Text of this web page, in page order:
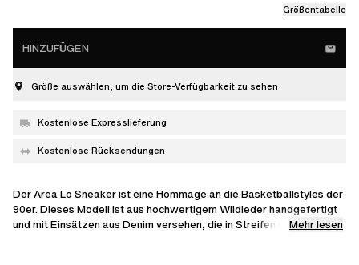
Größentabelle
HINZUFÜGEN
Größe auswählen, um die Store-Verfügbarkeit zu sehen
Kostenlose Expresslieferung
Kostenlose Rücksendungen
Der Area Lo Sneaker ist eine Hommage an die Basketballstyles der
90er. Dieses Modell ist aus hochwertigem Wildleder handgefertigt
und mit Einsätzen aus Denim versehen, die in Streifen geschnitten
Mehr lesen